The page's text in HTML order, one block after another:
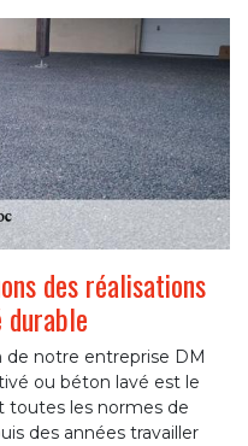
des réalisations
durable
de notre entreprise DM
ou béton lavé est le
toutes les normes de
des années travailler